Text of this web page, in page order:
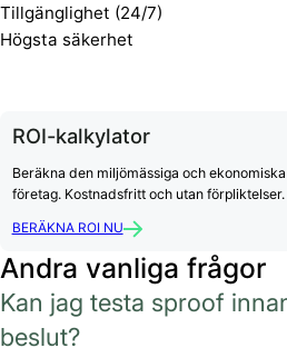
Tillgänglighet (24/7)
Högsta säkerhet
ROI-kalkylator
Beräkna den miljömässiga och
företag. Kostnadsfritt och utan förpliktelser.
BERÄKNA ROI NU
Andra vanliga frågor
Kan jag testa sproof
beslut?